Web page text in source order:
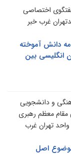
اختصاصی
غرب خبر
دانش آموخته
بین
و دانشجویی
معظم رهبری
تهران غرب
اصل